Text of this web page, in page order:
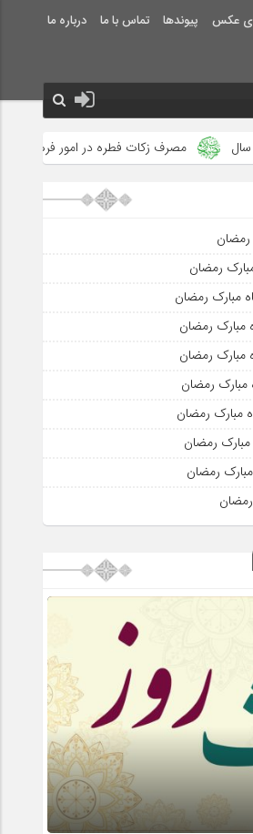
عکس پیوندها تماس با ما درباره ما
در امور فرهنگی جلوه‌های بزرگ نصرت
رمضان
رمضان
مبارک رمضان
مبارک رمضان
رمضان
مبارک رمضان
مبارک رمضان
رمضان
رمضان